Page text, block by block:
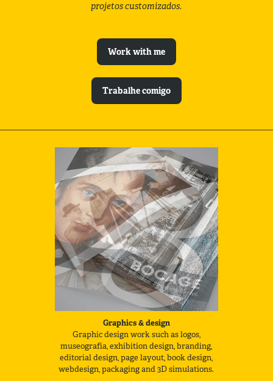
projetos customizados.
Work with me
Trabalhe comigo
Graphics & design
Graphic design work such as logos,
museografia, exhibition design, branding,
editorial design, page layout, book design,
webdesign, packaging and 3D simulations.